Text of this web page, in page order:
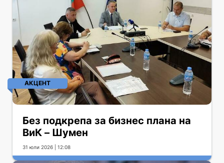
АКЦЕНТ
Без подкрепа за бизнес плана на
ВиК – Шумен
31 юли 2026 | 12:08